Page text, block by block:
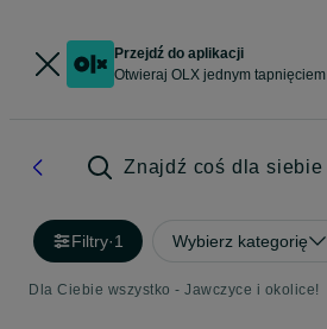
Przejdź do aplikacji
Otwieraj OLX jednym tapnięciem
Znajdź coś dla siebie
Filtry·1 Wybierz kategorię
Dla Ciebie wszystko - Jawczyce i okolice!